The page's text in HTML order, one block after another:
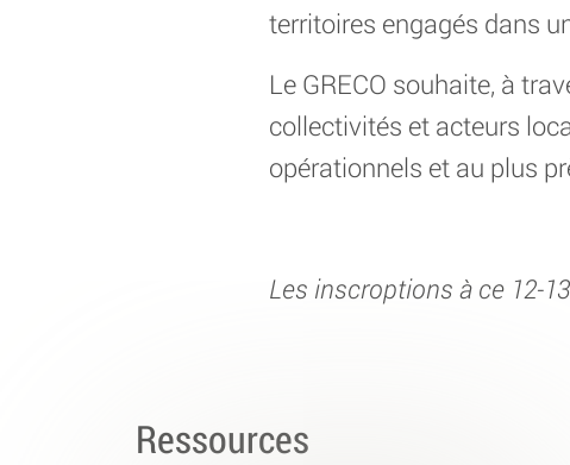
territoires engagés dans
Le GRECO souhaite, à
collectivités et acteurs
opérationnels et au plus
Les inscroptions à ce 12-
Ressources